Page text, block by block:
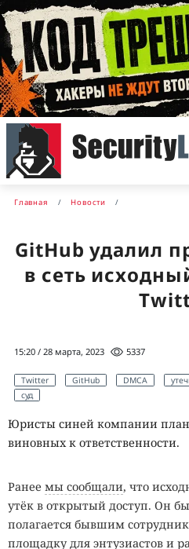
Главная Новости
GitHub удалил
в сеть
15:20 / 28 марта, 2023 5337
Twitter GitHub DMCA
суд
Юристы синей компании
виновных к ответственности.
Ранее мы сообщали, что
утёк в открытый доступ. Он
полагается бывшим
площадку для энтузиастов и